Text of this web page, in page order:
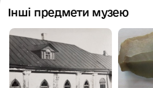
Інші предмети музею